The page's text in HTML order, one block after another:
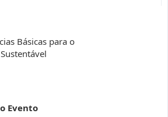
Básicas para o
Evento